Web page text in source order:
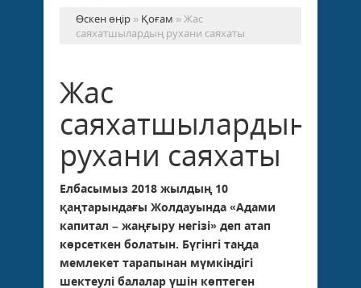
Өскен өңір » Қоғам » Жас
саяхатшылардың рухани саяхаты
Жас
саяхатшылардың
рухани саяхаты
Елбасымыз 2018 жылдың 10
қаңтарындағы Жолдауында «Адами
капитал – жаңғыру негізі» деп атап
көрсеткен болатын. Бүгінгі таңда
мемлекет тарапынан мүмкіндігі
шектеулі балалар үшін көптеген